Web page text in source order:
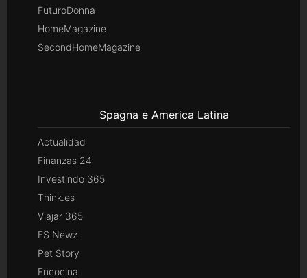
FuturoDonna
HomeMagazine
SecondHomeMagazine
Spagna e America Latina
Actualidad
Finanzas 24
Investindo 365
Think.es
Viajar 365
ES Newz
Pet Story
Encocina